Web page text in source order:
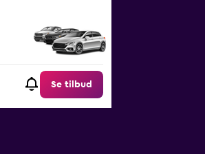
Se tilbud